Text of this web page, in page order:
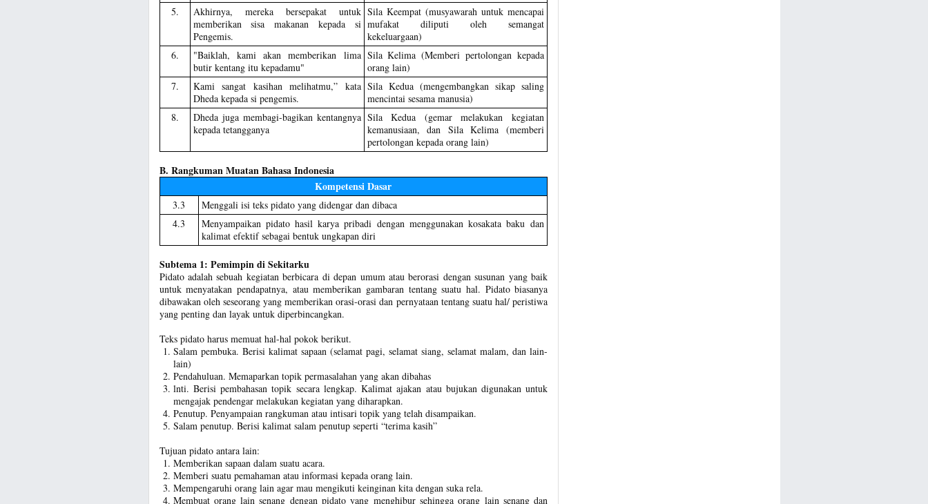
5.
Akhirnya, mereka bersepakat untuk
memberikan sisa makanan kepada si
Pengemis.
Sila Keempat (musyawarah untuk mencapai
mufakat diliputi oleh semangat
kekeluargaan)
6.
"Baiklah, kami akan memberikan lima
butir kentang itu kepadamu"
Sila Kelima (Memberi pertolongan kepada
orang lain)
7.
Kami sangat kasihan melihatmu,” kata
Dheda kepada si pengemis.
Sila Kedua (mengembangkan sikap saling
mencintai sesama manusia)
8.
Dheda juga membagi-bagikan kentangnya
kepada tetangganya
Sila Kedua (gemar melakukan kegiatan
kemanusiaan, dan Sila Kelima (memberi
pertolongan kepada orang lain)
B. Rangkuman Muatan Bahasa Indonesia
Kompetensi Dasar
3.3
Menggali isi teks pidato yang didengar dan dibaca
4.3
Menyampaikan pidato hasil karya pribadi dengan menggunakan kosakata baku dan
kalimat efektif sebagai bentuk ungkapan diri
Subtema 1: Pemimpin di Sekitarku
Pidato adalah sebuah kegiatan berbicara di depan umum atau berorasi dengan susunan yang baik
untuk menyatakan pendapatnya, atau memberikan gambaran tentang suatu hal. Pidato biasanya
dibawakan oleh seseorang yang memberikan orasi-orasi dan pernyataan tentang suatu hal/ peristiwa
yang penting dan layak untuk diperbincangkan.
Teks pidato harus memuat hal-hal pokok berikut.
Salam pembuka. Berisi kalimat sapaan (selamat pagi, selamat siang, selamat malam, dan lain-
lain)
Pendahuluan. Memaparkan topik permasalahan yang akan dibahas
lnti. Berisi pembahasan topik secara lengkap. Kalimat ajakan atau bujukan digunakan untuk
mengajak pendengar melakukan kegiatan yang diharapkan.
Penutup. Penyampaian rangkuman atau intisari topik yang telah disampaikan.
Salam penutup. Berisi kalimat salam penutup seperti “terima kasih”
Tujuan pidato antara lain:
Memberikan sapaan dalam suatu acara.
Memberi suatu pemahaman atau informasi kepada orang lain.
Mempengaruhi orang lain agar mau mengikuti keinginan kita dengan suka rela.
Membuat orang lain senang dengan pidato yang menghibur sehingga orang lain senang dan